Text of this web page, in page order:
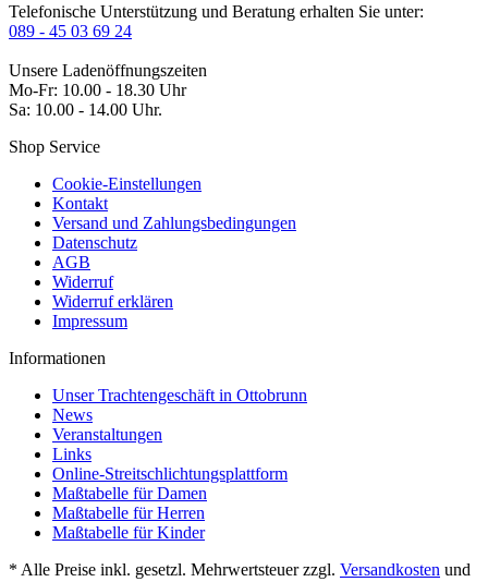
Telefonische Unterstützung und Beratung erhalten Sie unter:
089 - 45 03 69 24
Unsere Ladenöffnungszeiten
Mo-Fr: 10.00 - 18.30 Uhr
Sa: 10.00 - 14.00 Uhr.
Shop Service
Cookie-Einstellungen
Kontakt
Versand und Zahlungsbedingungen
Datenschutz
AGB
Widerruf
Widerruf erklären
Impressum
Informationen
Unser Trachtengeschäft in Ottobrunn
News
Veranstaltungen
Links
Online-Streitschlichtungsplattform
Maßtabelle für Damen
Maßtabelle für Herren
Maßtabelle für Kinder
* Alle Preise inkl. gesetzl. Mehrwertsteuer zzgl. Versandkosten und